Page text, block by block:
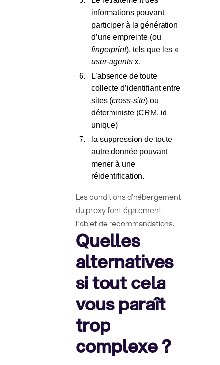
informations pouvant
participer à la génération
d’une empreinte (ou
fingerprint), tels que les «
user-agents ».
L’absence de toute
collecte d’identifiant entre
sites (cross-site) ou
déterministe (CRM, id
unique)
la suppression de toute
autre donnée pouvant
mener à une
réidentification.
Les conditions d’hébergement
du proxy font également
l’objet de recommandations.
Quelles
alternatives
si tout cela
vous paraît
trop
complexe ?